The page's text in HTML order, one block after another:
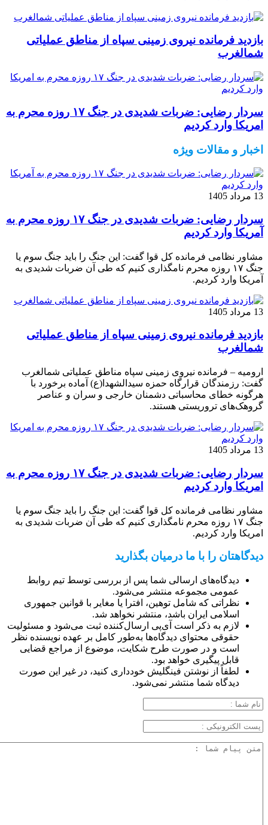
بازدید فرمانده نیروی زمینی سپاه از مناطق عملیاتی
شمالغرب
سردار رضایی: ضربات شدیدی در جنگ ۱۷ روزه محرم به
امریکا وارد کردیم
اخبار و مقالات ویژه
13 مرداد 1405
سردار رضایی: ضربات شدیدی در جنگ ۱۷ روزه محرم به
آمریکا وارد کردیم
مشاور نظامی فرمانده کل قوا گفت: این جنگ را باید جنگ سوم یا
جنگ ۱۷ روزه محرم نامگذاری کنیم که طی آن ضربات شدیدی به
آمریکا وارد کردیم.
13 مرداد 1405
بازدید فرمانده نیروی زمینی سپاه از مناطق عملیاتی
شمالغرب
ارومیه – فرمانده نیروی زمینی سپاه مناطق عملیاتی شمالغرب
گفت: رزمندگان قرارگاه حمزه سیدالشهدا(ع) آماده برخورد با
هرگونه خطای محاسباتی دشمنان خارجی و سران و عناصر
گروهک‌های تروریستی هستند.
13 مرداد 1405
سردار رضایی: ضربات شدیدی در جنگ ۱۷ روزه محرم به
امریکا وارد کردیم
مشاور نظامی فرمانده کل قوا گفت: این جنگ را باید جنگ سوم یا
جنگ ۱۷ روزه محرم نامگذاری کنیم که طی آن ضربات شدیدی به
امریکا وارد کردیم.
دیدگاهتان را با ما درمیان بگذارید
دیدگاه‌های ارسالی شما پس از بررسی توسط تیم روابط
عمومی مجموعه منتشر می‌شود.
نظراتی که شامل توهین، افترا یا مغایر با قوانین جمهوری
اسلامی ایران باشد، منتشر نخواهد شد.
لازم به ذکر است آی‌پی ارسال‌کننده ثبت می‌شود و مسئولیت
حقوقی محتوای دیدگاه‌ها به‌طور کامل بر عهده نویسنده نظر
است و در صورت طرح شکایت، موضوع از مراجع قضایی
قابل پیگیری خواهد بود.
لطفاً از نوشتن فینگلیش خودداری کنید، در غیر این صورت
دیدگاه شما منتشر نمی‌شود.